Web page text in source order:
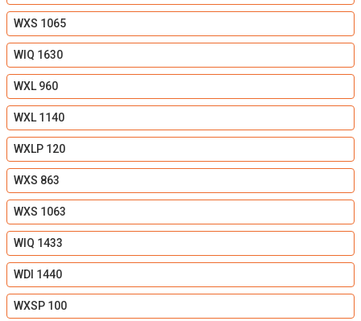
WXS 1065
WIQ 1630
WXL 960
WXL 1140
WXLP 120
WXS 863
WXS 1063
WIQ 1433
WDI 1440
WXSP 100